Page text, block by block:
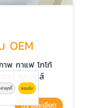
OEM
พ กาแฟ โกโก้
ลธ์ โปรดักส์
ดูรายละเอียด
าคุกกี้ ยอมรับ